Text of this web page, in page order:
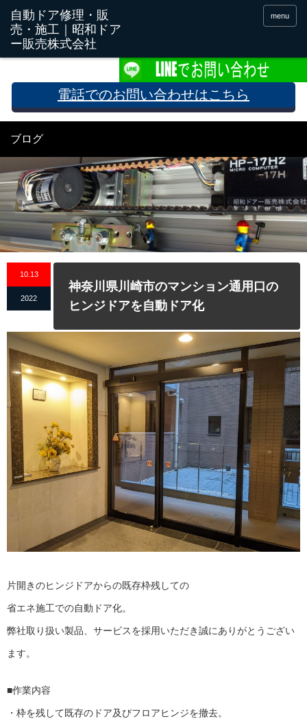
menu
電話でのお問い合わせはこちら
ブログ
10.13
2022
神奈川県川崎市のマンション通用口の
ヒンジドアを自動ドア化
片開きのヒンジドアからの既存枠残しての
省エネ施工での自動ドア化。
弊社取り扱い製品、サービスを採用いただき誠にありがとうござい
ます。
■作業内容
・枠を残して既存のドア及びフロアヒンジを撤去。